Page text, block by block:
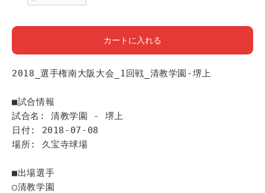
カートに入れる
2018_選手権南大阪大会_1回戦_清教学園-堺上
■試合情報
試合名: 清教学園 - 堺上
日付: 2018-07-08
場所: 久宝寺球場
■出場選手
◯清教学園